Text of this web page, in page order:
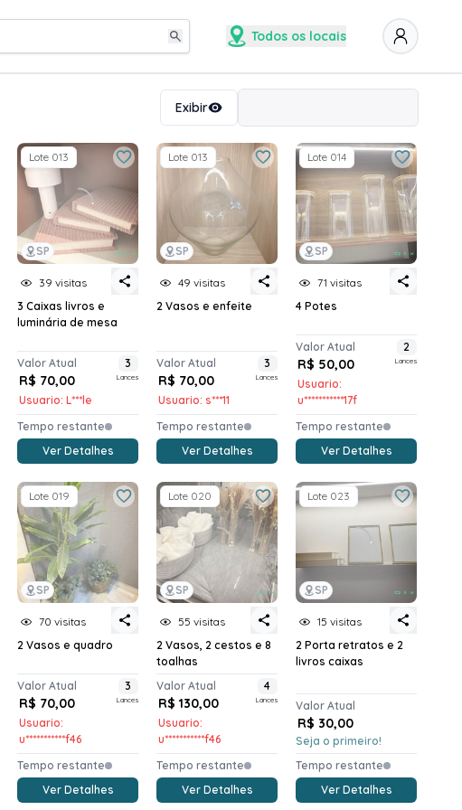
Todos os locais
Exibir
SP
Lote 013
39 visitas
3 Caixas livros e
luminária de mesa
Valor Atual
R$ 70,00
Usuario: L***le
3
Lances
Tempo restante
Ver Detalhes
SP
Lote 013
49 visitas
2 Vasos e enfeite
Valor Atual
R$ 70,00
Usuario: s***11
3
Lances
Tempo restante
Ver Detalhes
SP
Lote 014
71 visitas
4 Potes
Valor Atual
R$ 50,00
Usuario:
u***********17f
2
Lances
Tempo restante
Ver Detalhes
SP
Lote 019
70 visitas
2 Vasos e quadro
Valor Atual
R$ 70,00
Usuario:
u***********f46
3
Lances
Tempo restante
Ver Detalhes
SP
Lote 020
55 visitas
2 Vasos, 2 cestos e 8
toalhas
Valor Atual
R$ 130,00
Usuario:
u***********f46
4
Lances
Tempo restante
Ver Detalhes
SP
Lote 023
15 visitas
2 Porta retratos e 2
livros caixas
Valor Atual
R$ 30,00
Seja o primeiro!
Tempo restante
Ver Detalhes